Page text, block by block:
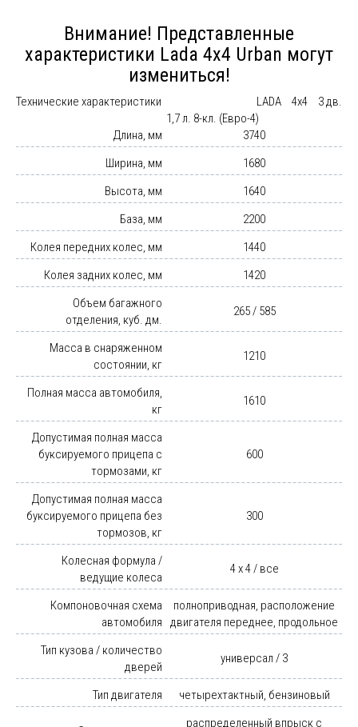
Внимание! Представленные
характеристики Lada 4x4 Urban могут
измениться!
Технические характеристики LADA 4x4
3 дв.
1,7 л. 8-кл. (Евро-4)
Длина, мм
3740
Ширина, мм
1680
Высота, мм
1640
База, мм
2200
Колея передних колес, мм
1440
Колея задних колес, мм
1420
Объем багажного
отделения, куб. дм.
265 / 585
Масса в снаряженном
состоянии, кг
1210
Полная масса автомобиля,
кг
1610
Допустимая полная масса
буксируемого прицепа с
тормозами, кг
600
Допустимая полная масса
буксируемого прицепа без
тормозов, кг
300
Колесная формула /
ведущие колеса
4 x 4 / все
Компоновочная схема
автомобиля
полноприводная, расположение
двигателя переднее, продольное
Тип кузова / количество
дверей
универсал / 3
Тип двигателя четырехтактный, бензиновый
распределенный впрыск с